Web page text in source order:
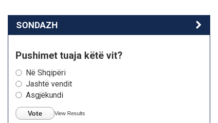
SONDAZH
Pushimet tuaja këtë vit?
Në Shqipëri
Jashtë vendit
Asgjëkundi
Vote View Results